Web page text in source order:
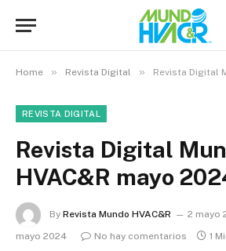
Home » Revista Digital » Revista Digital
REVISTA DIGITAL
Revista Digital
HVAC&R mayo
By Revista Mundo HVAC&R 2 mayo
mayo 2024
No hay comentarios 1